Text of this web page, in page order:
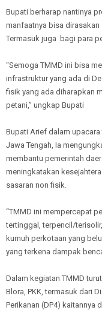
Bupati berharap nantinya
manfaatnya bisa dirasakan
Termasuk juga bagi para
“Semoga TMMD ini bisa
infrastruktur yang ada di
fisik yang ada diharapkan
petani,” ungkap Bupati
Bupati Arief dalam
Jawa Tengah, Ia
membantu pemerintah
meningkatakan
sasaran non fisik.
“TMMD ini mempercepat
tertinggal, terpencil/
kumuh perkotaan yang
yang terkena dampak
Dalam kegiatan TMMD
Blora, PKK, termasuk dari
Perikanan (DP4) kaitannya